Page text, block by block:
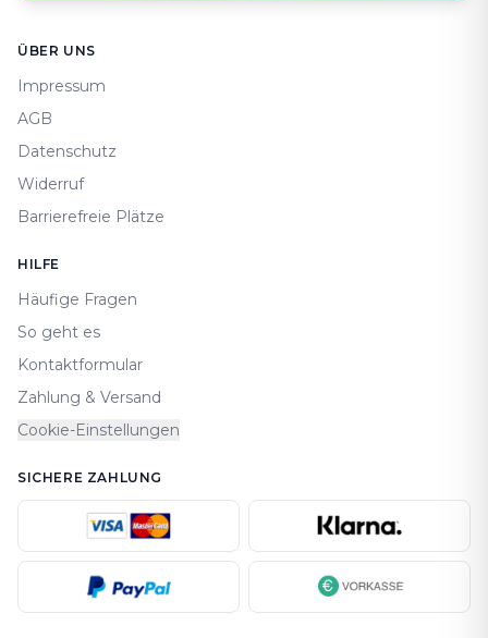
ÜBER UNS
Impressum
AGB
Datenschutz
Widerruf
Barrierefreie Plätze
HILFE
Häufige Fragen
So geht es
Kontaktformular
Zahlung & Versand
Cookie-Einstellungen
SICHERE ZAHLUNG